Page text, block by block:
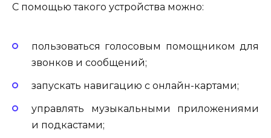
С помощью такого устройства можно:
пользоваться голосовым помощником для
звонков и сообщений;
запускать навигацию с онлайн-картами;
управлять музыкальными приложениями
и подкастами;